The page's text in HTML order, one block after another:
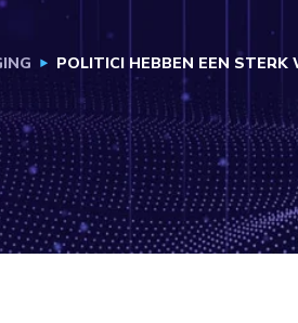
POLITICI HEBBEN EEN